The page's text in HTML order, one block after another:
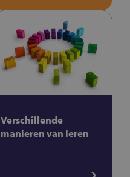
Verschillende
manieren van leren